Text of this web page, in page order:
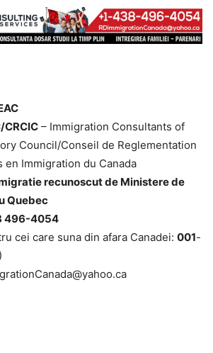
CRCIC – Immigration Consultants of
Council/Conseil de Reglementation
en Immigration du Canada
recunoscut de Ministere de
Quebec
496-4054
suna din afara Canadei: 001-